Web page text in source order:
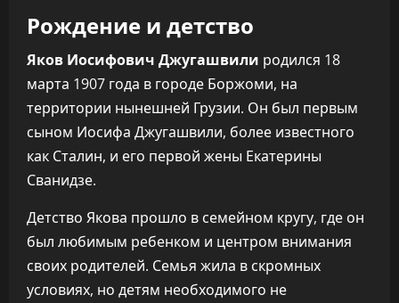
Рождение и детство
Яков Иосифович Джугашвили родился 18
марта 1907 года в городе Боржоми, на
территории нынешней Грузии. Он был первым
сыном Иосифа Джугашвили, более известного
как Сталин, и его первой жены Екатерины
Сванидзе.
Детство Якова прошло в семейном кругу, где он
был любимым ребенком и центром внимания
своих родителей. Семья жила в скромных
условиях, но детям необходимого не